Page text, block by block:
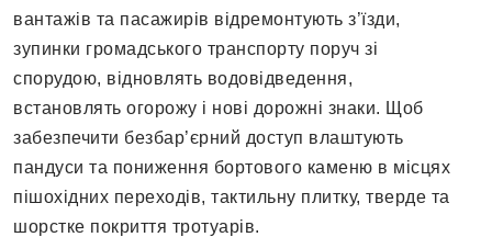
вантажів та пасажирів відремонтують з’їзди,
зупинки громадського транспорту поруч зі
спорудою, відновлять водовідведення,
встановлять огорожу і нові дорожні знаки. Щоб
забезпечити безбар’єрний доступ влаштують
пандуси та пониження бортового каменю в місцях
пішохідних переходів, тактильну плитку, тверде та
шорстке покриття тротуарів.